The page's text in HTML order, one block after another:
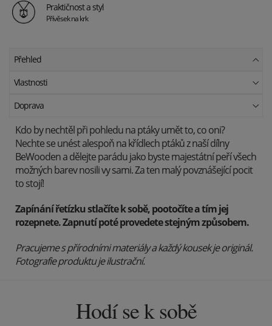
Praktičnost a styl
Přívěsek na krk
Přehled
Vlastnosti
Doprava
Kdo by nechtěl při pohledu na ptáky umět to, co oni?
Nechte se unést alespoň na křídlech ptáků z naší dílny
BeWooden a dělejte parádu jako byste majestátní peří všech
možných barev nosili vy sami. Za ten malý povznášející pocit
to stojí!
Zapínání řetízku stlačíte k sobě, pootočíte a tím jej
rozepnete. Zapnutí poté provedete stejným způsobem.
Pracujeme s přírodními materiály a každý kousek je originál.
Fotografie produktu je ilustrační.
Hodí se k sobě